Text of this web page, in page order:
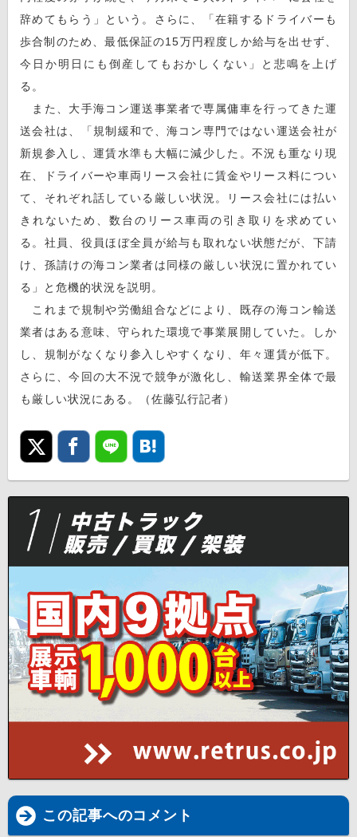
辞めてもらう」という。さらに、「在籍するドライバーも
歩合制のため、最低保証の15万円程度しか給与を出せず、
今日か明日にも倒産してもおかしくない」と悲鳴を上げ
る。
また、大手海コン運送事業者で専属傭車を行ってきた運
送会社は、「規制緩和で、海コン専門ではない運送会社が
新規参入し、運賃水準も大幅に減少した。不況も重なり現
在、ドライバーや車両リース会社に賃金やリース料につい
て、それぞれ話している厳しい状況。リース会社には払い
きれないため、数台のリース車両の引き取りを求めてい
る。社員、役員ほぼ全員が給与も取れない状態だが、下請
け、孫請けの海コン業者は同様の厳しい状況に置かれてい
る」と危機的状況を説明。
これまで規制や労働組合などにより、既存の海コン輸送
業者はある意味、守られた環境で事業展開していた。しか
し、規制がなくなり参入しやすくなり、年々運賃が低下。
さらに、今回の大不況で競争が激化し、輸送業界全体で最
も厳しい状況にある。（佐藤弘行記者）
この記事へのコメント